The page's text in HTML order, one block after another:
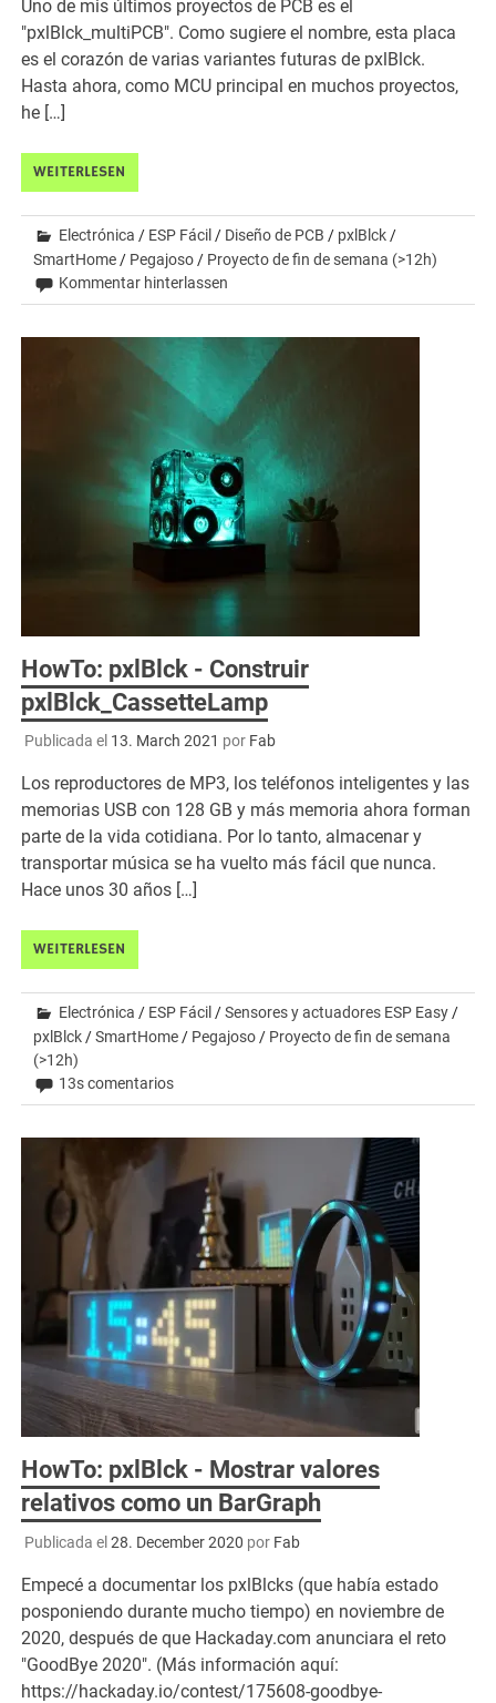
Uno de mis últimos proyectos de PCB es el
"pxlBlck_multiPCB". Como sugiere el nombre, esta placa
es el corazón de varias variantes futuras de pxlBlck.
Hasta ahora, como MCU principal en muchos proyectos,
he […]
WEITERLESEN
Electrónica / ESP Fácil / Diseño de PCB / pxlBlck /
SmartHome / Pegajoso / Proyecto de fin de semana (>12h)
Kommentar hinterlassen
HowTo: pxlBlck - Construir
pxlBlck_CassetteLamp
Publicada el 13. March 2021 por Fab
Los reproductores de MP3, los teléfonos inteligentes y las
memorias USB con 128 GB y más memoria ahora forman
parte de la vida cotidiana. Por lo tanto, almacenar y
transportar música se ha vuelto más fácil que nunca.
Hace unos 30 años […]
WEITERLESEN
Electrónica / ESP Fácil /Sensores y actuadores ESP Easy/
pxlBlck/SmartHome/ Pegajoso/ Proyecto de fin de semana
(>12h)
13s comentarios
HowTo: pxlBlck - Mostrar valores
relativos como un BarGraph
Publicada el 28. December 2020 por Fab
Empecé a documentar los pxlBlcks (que había estado
posponiendo durante mucho tiempo) en noviembre de
2020, después de que Hackaday.com anunciara el reto
"GoodBye 2020". (Más información aquí:
https://hackaday.io/contest/175608-goodbye-